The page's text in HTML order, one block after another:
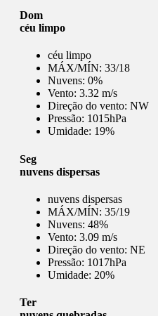
Dom
céu limpo
céu limpo
MÁX/MÍN: 33/18
Nuvens: 0%
Vento: 3.32 m/s
Direção do vento: NW
Pressão: 1015hPa
Umidade: 19%
Seg
nuvens dispersas
nuvens dispersas
MÁX/MÍN: 35/19
Nuvens: 48%
Vento: 3.09 m/s
Direção do vento: NE
Pressão: 1017hPa
Umidade: 20%
Ter